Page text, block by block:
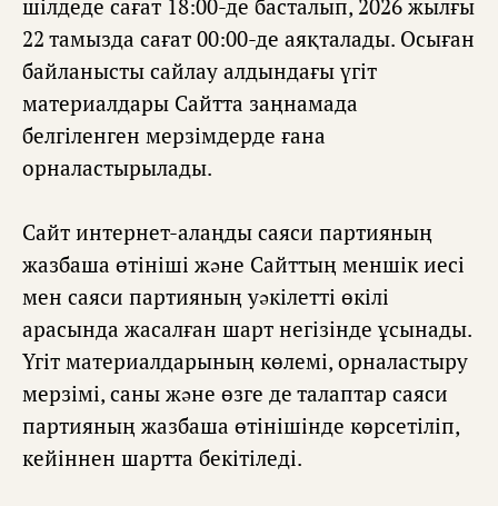
шілдеде сағат 18:00-де басталып, 2026 жылғы
22 тамызда сағат 00:00-де аяқталады. Осыған
байланысты сайлау алдындағы үгіт
материалдары Сайтта заңнамада
белгіленген мерзімдерде ғана
орналастырылады.
Сайт интернет-алаңды саяси партияның
жазбаша өтініші жəне Сайттың меншік иесі
мен саяси партияның уəкілетті өкілі
арасында жасалған шарт негізінде ұсынады.
Үгіт материалдарының көлемі, орналастыру
мерзімі, саны жəне өзге де талаптар саяси
партияның жазбаша өтінішінде көрсетіліп,
кейіннен шартта бекітіледі.